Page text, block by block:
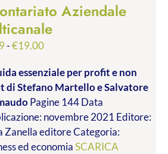
Aziendale
-€19.00Fascia
prezzo:
da
€9.99
a
€19.00
essenziale per profit e non
di Stefano Martello e Salvatore
Pagine 144 Data
novembre 2021 Editore:
Zanella editore Categoria:
ed economiaSCARICA